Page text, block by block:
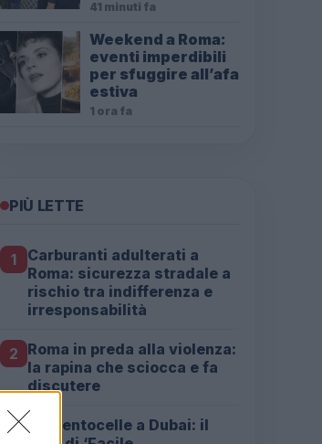
41 minuti fa
Weekend a Roma:
eventi imperdibili
per sfuggire all’afa
estiva
1 ora fa
PIÙ LETTE
1
Carburanti adulterati a
Roma: sicurezza stradale a
rischio tra indifferenza e
irresponsabilità
2 Roma in preda alla violenza:
la rapina che sciocca e fa
discutere
3 Da Centocelle a Dubai: il